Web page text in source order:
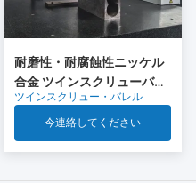
耐磨性・耐腐蝕性ニッケル
合金 ツインスクリューバレ
ル エクストルーダースクリ
ューバレル用
ツインスクリュー・バレル
今連絡してください